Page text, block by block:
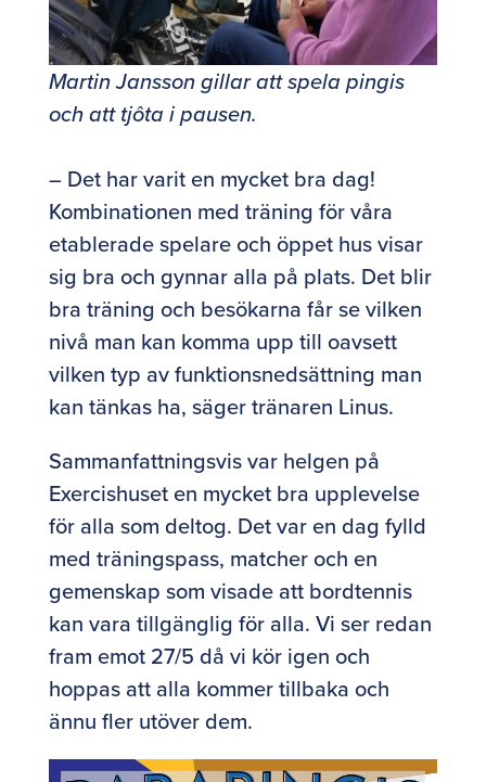
Martin Jansson gillar att spela pingis
och att tjôta i pausen.
– Det har varit en mycket bra dag!
Kombinationen med träning för våra
etablerade spelare och öppet hus visar
sig bra och gynnar alla på plats. Det blir
bra träning och besökarna får se vilken
nivå man kan komma upp till oavsett
vilken typ av funktionsnedsättning man
kan tänkas ha, säger tränaren Linus.
Sammanfattningsvis var helgen på
Exercishuset en mycket bra upplevelse
för alla som deltog. Det var en dag fylld
med träningspass, matcher och en
gemenskap som visade att bordtennis
kan vara tillgänglig för alla. Vi ser redan
fram emot 27/5 då vi kör igen och
hoppas att alla kommer tillbaka och
ännu fler utöver dem.